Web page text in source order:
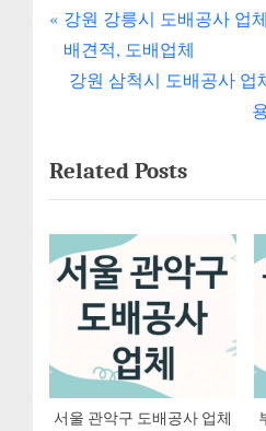
글
내
게
이
션
P
r
o
u
s
P
강원 강릉시 도배공사 업
배견적, 도배업체
N
t
P
o
s
강원 삼척시 도배공사 업
Related Posts
서울 관악구 도배공사 업체